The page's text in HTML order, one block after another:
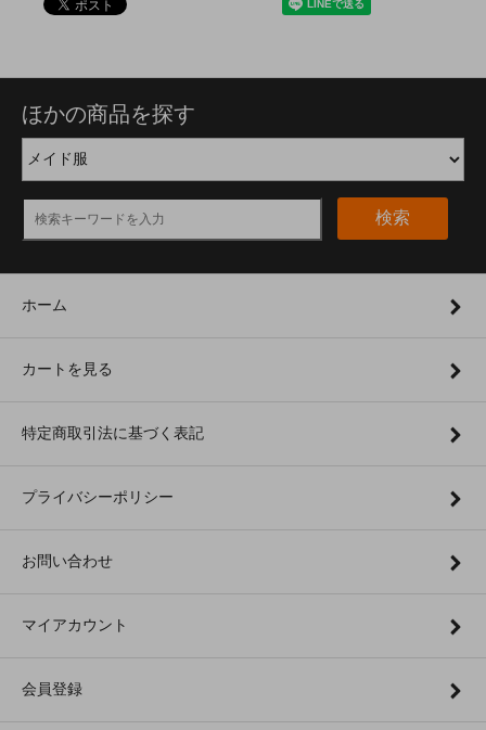
ほかの商品を探す
検索
ホーム
カートを見る
特定商取引法に基づく表記
プライバシーポリシー
お問い合わせ
マイアカウント
会員登録